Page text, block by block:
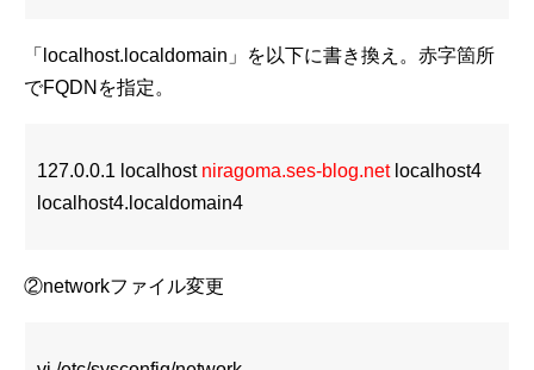
「localhost.localdomain」を以下に書き換え。赤字箇所
でFQDNを指定。
127.0.0.1 localhost niragoma.ses-blog.netlocalhost4
localhost4.localdomain4
②networkファイル変更